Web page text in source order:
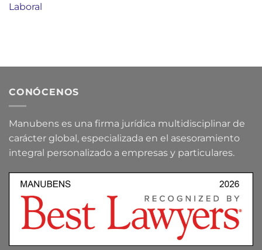
Laboral
CONÓCENOS
Manubens es una firma jurídica multidisciplinar de
carácter global, especializada en el asesoramiento
integral personalizado a empresas y particulares.